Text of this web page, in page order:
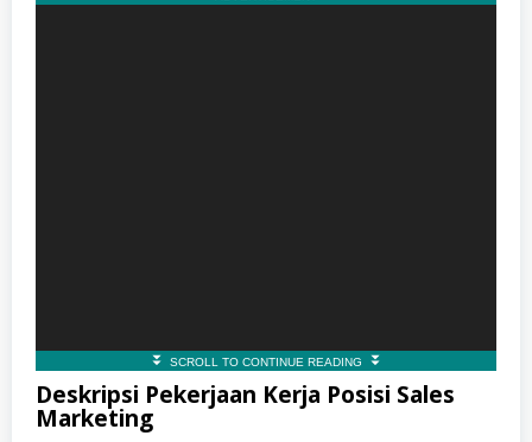
Deskripsi Pekerjaan Kerja Posisi Sales
Marketing